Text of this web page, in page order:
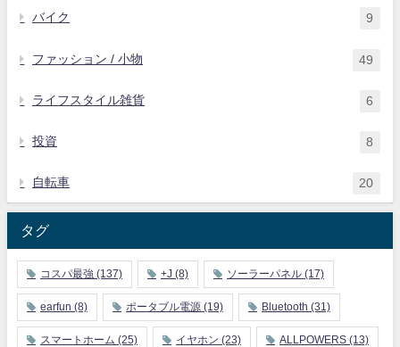
バイク 9
ファッション / 小物 49
ライフスタイル雑貨 6
投資 8
自転車 20
タグ
コスパ最強 (137) +J (8) ソーラーパネル (17)
earfun (8) ポータブル電源 (19) Bluetooth (31)
スマートホーム (25) イヤホン (23) ALLPOWERS (13)